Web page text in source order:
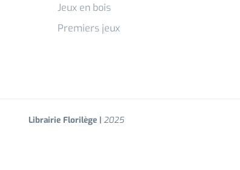
Jeux en bois
Premiers jeux
Librairie Florilège | 2025